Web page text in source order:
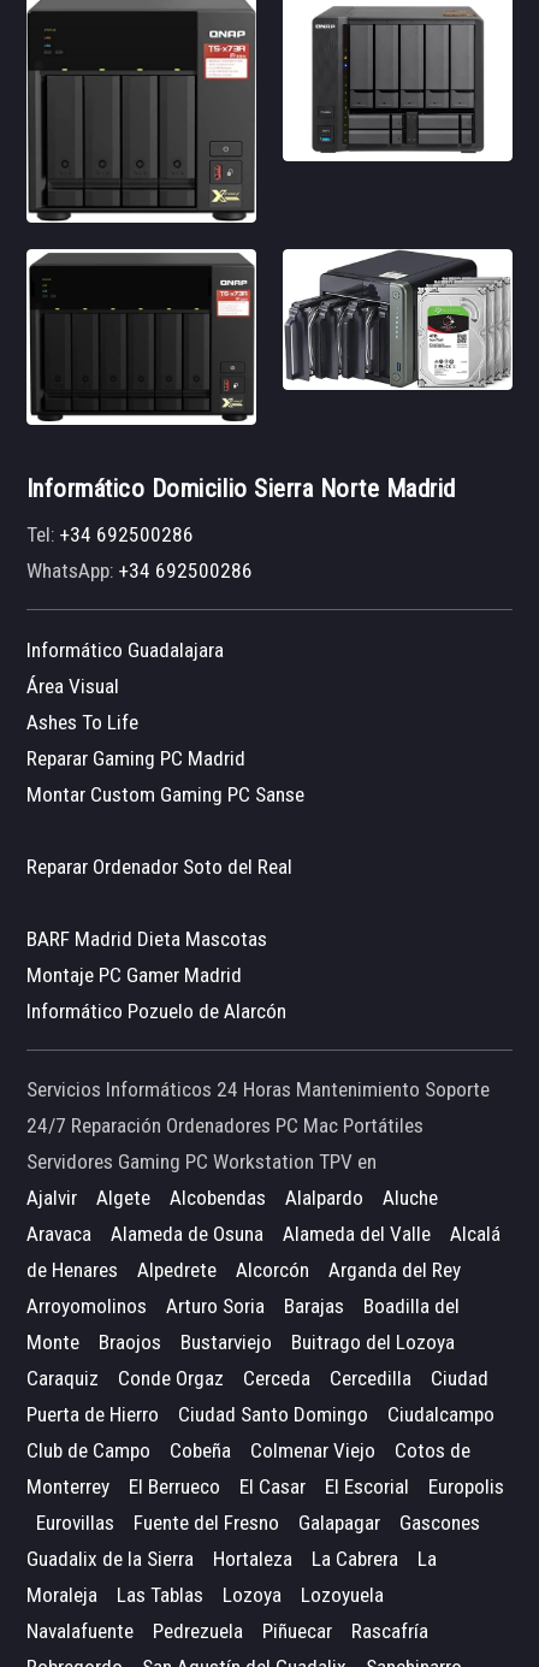
Informático Domicilio Sierra Norte Madrid
Tel:+34 692500286
WhatsApp:+34 692500286
Informático Guadalajara
Área Visual
Ashes To Life
Reparar Gaming PC Madrid
Montar Custom Gaming PC Sanse
Reparar Ordenador Soto del Real
BARF Madrid Dieta Mascotas
Montaje PC Gamer Madrid
Informático Pozuelo de Alarcón
Servicios Informáticos 24 Horas Mantenimiento Soporte
24/7 Reparación Ordenadores PC Mac Portátiles
Servidores Gaming PC Workstation TPV en
Ajalvir
Algete Alcobendas Alalpardo
Aluche
Aravaca
Alameda de Osuna Alameda del Valle
Alcalá
de Henares
Alpedrete Alcorcón
Arganda del Rey
Arroyomolinos
Arturo Soria Barajas
Boadilla del
Monte
Braojos Bustarviejo
Buitrago del Lozoya
Caraquiz
Conde Orgaz Cerceda Cercedilla
Ciudad
Puerta de Hierro
Ciudad Santo Domingo
Ciudalcampo
Club de Campo
Cobeña Colmenar Viejo
Cotos de
Monterrey
El Berrueco El Casar El Escorial
Europolis
Eurovillas
Fuente del Fresno Galapagar
Gascones
Guadalix de la Sierra
Hortaleza La Cabrera
La
Moraleja
Las Tablas Lozoya
Lozoyuela
Navalafuente
Pedrezuela Piñuecar
Rascafría